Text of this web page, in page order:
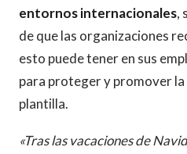
entornos internacionales,
de que las organizaciones
esto puede tener en sus
para proteger y promover la
plantilla.
«Tras las vacaciones de